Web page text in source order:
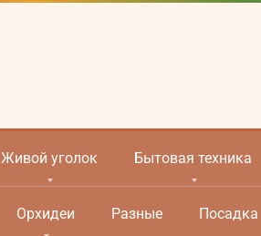
Живой уголок Бытовая техника
Орхидеи Разные Посадка